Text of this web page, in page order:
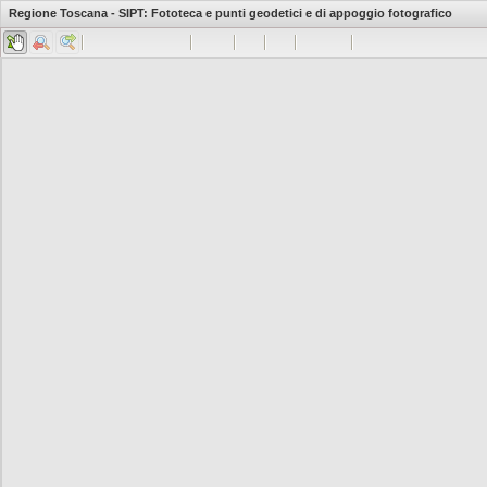
Regione Toscana - SIPT: Fototeca e punti geodetici e di appoggio fotografico